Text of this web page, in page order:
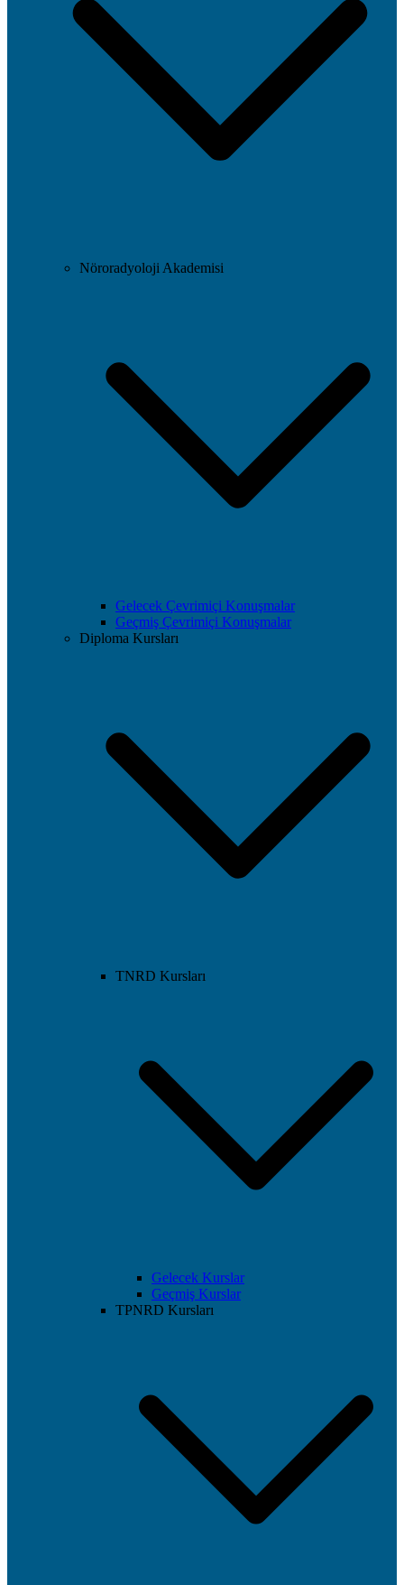
Nöroradyoloji Akademisi
Gelecek Çevrimiçi Konuşmalar
Geçmiş Çevrimiçi Konuşmalar
Diploma Kursları
TNRD Kursları
Gelecek Kurslar
Geçmiş Kurslar
TPNRD Kursları